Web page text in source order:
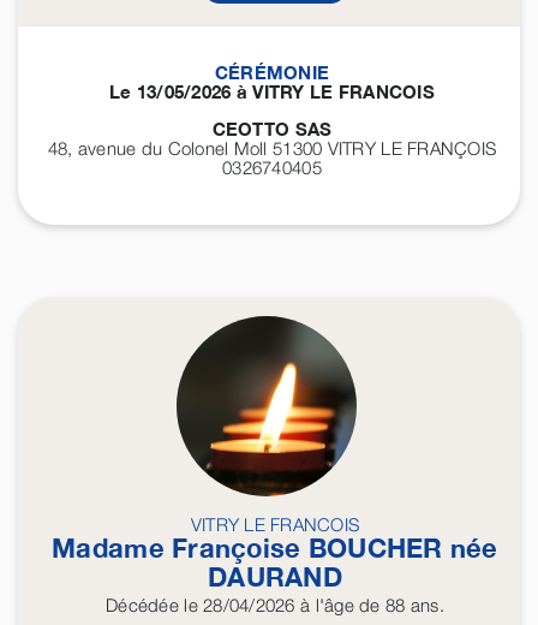
CÉRÉMONIE
Le 13/05/2026 à VITRY LE FRANCOIS
CEOTTO SAS
48, avenue du Colonel Moll 51300 VITRY LE FRANÇOIS
0326740405
VITRY LE FRANCOIS
Madame Françoise BOUCHER née
DAURAND
Décédéele 28/04/2026 à l'âge de 88 ans.